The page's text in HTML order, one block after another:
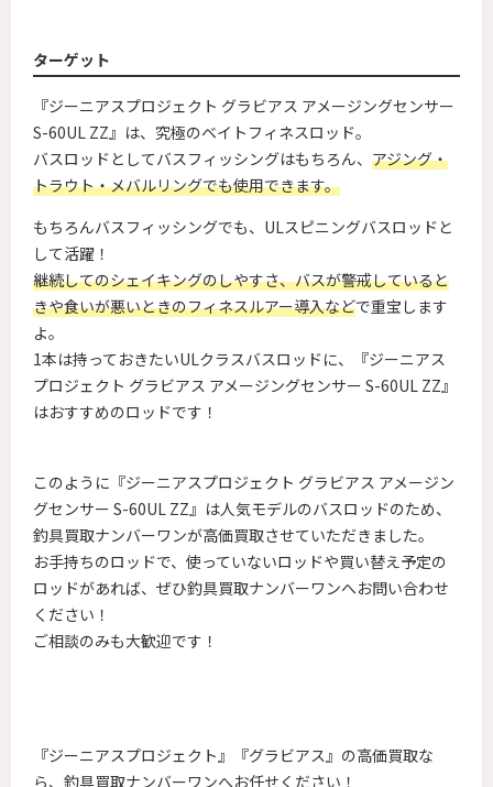
ターゲット
『ジーニアスプロジェクト グラビアス アメージングセンサー
S-60UL ZZ』は、究極のベイトフィネスロッド。
バスロッドとしてバスフィッシングはもちろん、 アジング・
トラウト・メバルリングでも使用できます。
もちろんバスフィッシングでも、ULスピニングバスロッドと
して活躍！
継続してのシェイキングのしやすさ、バスが警戒していると
きや食いが悪いときのフィネスルアー導入などで重宝します
よ。
1本は持っておきたいULクラスバスロッドに、『ジーニアス
プロジェクト グラビアス アメージングセンサー S-60UL ZZ』
はおすすめのロッドです！
このように『ジーニアスプロジェクト グラビアス アメージン
グセンサー S-60UL ZZ』は人気モデルのバスロッドのため、
釣具買取ナンバーワンが高価買取させていただきました。
お手持ちのロッドで、使っていないロッドや買い替え予定の
ロッドがあれば、ぜひ釣具買取ナンバーワンへお問い合わせ
ください！
ご相談のみも大歓迎です！
『ジーニアスプロジェクト』『グラビアス』の高価買取な
ら、釣具買取ナンバーワンへお任せください！